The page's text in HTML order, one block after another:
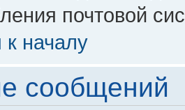
почтовой
к началу
сообщений